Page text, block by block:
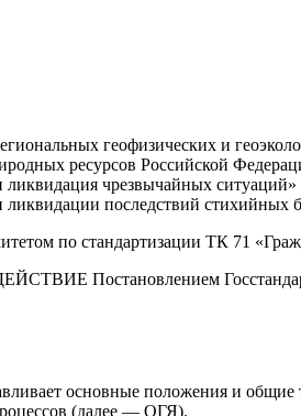
геофизических и
ресурсов Российской
ликвидация чрезвычайных
последствий стихийных
по стандартизации ТК 71
Постановлением
основные положения и
(далее — ОГЯ).